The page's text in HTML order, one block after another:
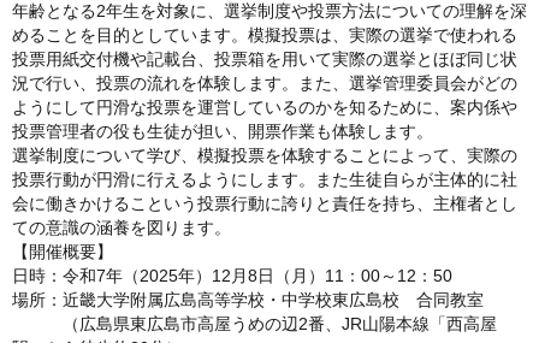
年齢となる2年生を対象に、選挙制度や投票方法についての理解を深
めることを目的としています。模擬投票は、実際の選挙で使われる
投票用紙交付機や記載台、投票箱を用いて実際の選挙とほぼ同じ状
況で行い、投票の流れを体験します。また、選挙管理委員会がどの
ようにして円滑な投票を運営しているのかを知るために、案内係や
投票管理者の役も生徒が担い、開票作業も体験します。
選挙制度について学び、模擬投票を体験することによって、実際の
投票行動が円滑に行えるようにします。また生徒自らが主体的に社
会に働きかけるこという投票行動に誇りと責任を持ち、主権者とし
ての意識の涵養を図ります。
【開催概要】
日時：令和7年（2025年）12月8日（月）11：00～12：50
場所：近畿大学附属広島高等学校・中学校東広島校 合同教室
（広島県東広島市高屋うめの辺2番、JR山陽本線「西高屋